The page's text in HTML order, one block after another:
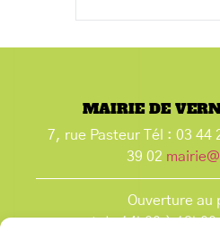
MAIRIE DE
7, rue Pasteur Tél : 03 44
39 02
Ouverture au
et de 14h00 à